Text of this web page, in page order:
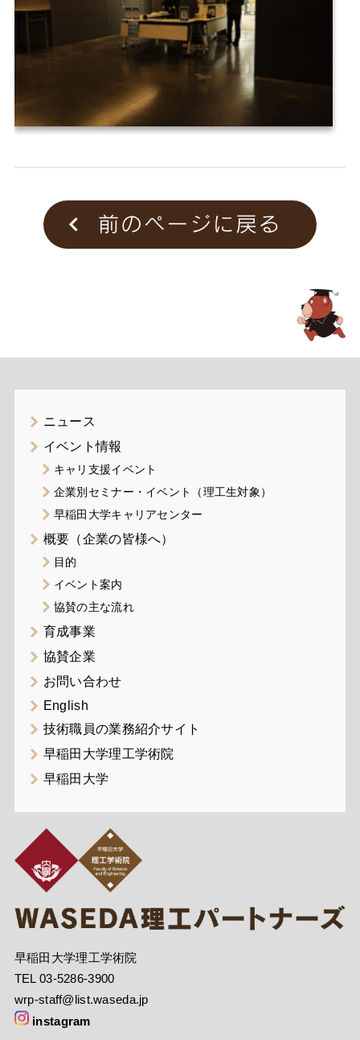
ニュース
イベント情報
キャリ支援イベント
企業別セミナー・イベント（理工生対象）
早稲田大学キャリアセンター
概要（企業の皆様へ）
目的
イベント案内
協賛の主な流れ
育成事業
協賛企業
お問い合わせ
English
技術職員の業務紹介サイト
早稲田大学理工学術院
早稲田大学
早稲田大学理工学術院
TEL 03-5286-3900
wrp-staff@list.waseda.jp
instagram